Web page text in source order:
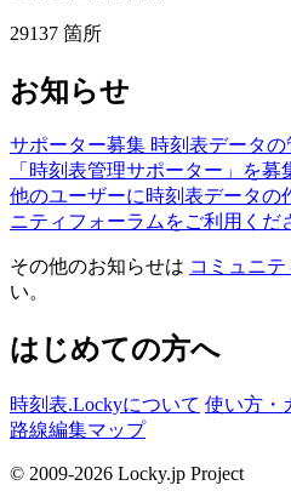
29137 箇所
お知らせ
サポーター募集 時刻表データ
「時刻表管理サポーター」を募
他のユーザーに時刻表データの
ニティフォーラムをご利用くだ
その他のお知らせは コミュニ
い。
はじめての方へ
時刻表.Lockyについて 使い方・
路線編集マップ
© 2009-2026 Locky.jp Project